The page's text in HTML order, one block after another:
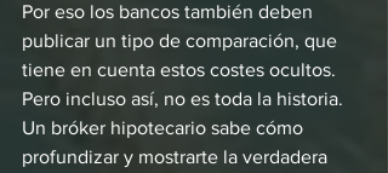
Por eso los bancos también deben
publicar un tipo de comparación, que
tiene en cuenta estos costes ocultos.
Pero incluso así, no es toda la historia.
Un bróker hipotecario sabe cómo
profundizar y mostrarte la verdadera